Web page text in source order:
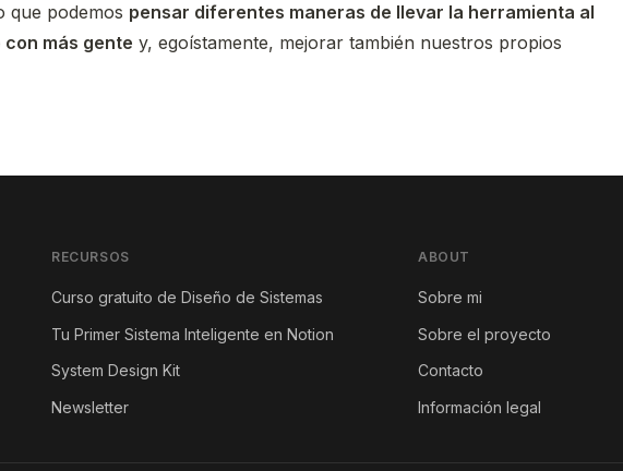
que podemos pensar diferentes maneras de llevar la herramienta al
más gente y, egoístamente, mejorar también nuestros propios
RECURSOS
Curso gratuito de Diseño de Sistemas
Tu Primer Sistema Inteligente en Notion
System Design Kit
Newsletter
ABOUT
Sobre mi
Sobre el proyecto
Contacto
Información legal